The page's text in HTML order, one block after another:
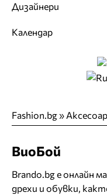
Дизайнери
Календар
Fashion.bg»
ВиоБой
Brando.bg е онлайн
дрехи и обувки,